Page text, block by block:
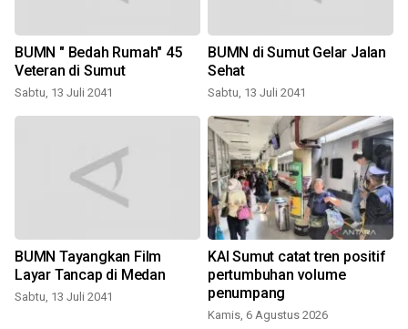
BUMN " Bedah Rumah" 45
Veteran di Sumut
Sabtu, 13 Juli 2041
BUMN di Sumut Gelar Jalan
Sehat
Sabtu, 13 Juli 2041
BUMN Tayangkan Film
Layar Tancap di Medan
Sabtu, 13 Juli 2041
KAI Sumut catat tren positif
pertumbuhan volume
penumpang
Kamis, 6 Agustus 2026